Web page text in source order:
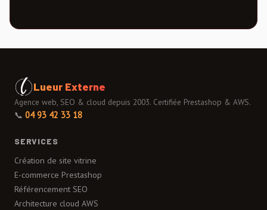
Lueur Externe
Agence web, SEO & cloud depuis 2003. Certifiée Prestashop & AWS.
📞 04 93 42 33 18
SERVICES
Création de site vitrine
E-commerce Prestashop
Référencement SEO
Architecture cloud AWS